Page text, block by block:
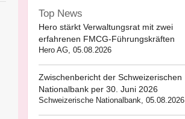
Top News
Hero stärkt Verwaltungsrat mit zwei
erfahrenen FMCG-Führungskräften
Hero AG, 05.08.2026
Zwischenbericht der Schweizerischen
Nationalbank per 30. Juni 2026
Schweizerische Nationalbank, 05.08.2026